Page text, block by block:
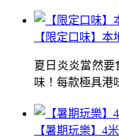
【限定口味】
夏日炎炎當然要
味！每款極具港
【暑期玩樂】4